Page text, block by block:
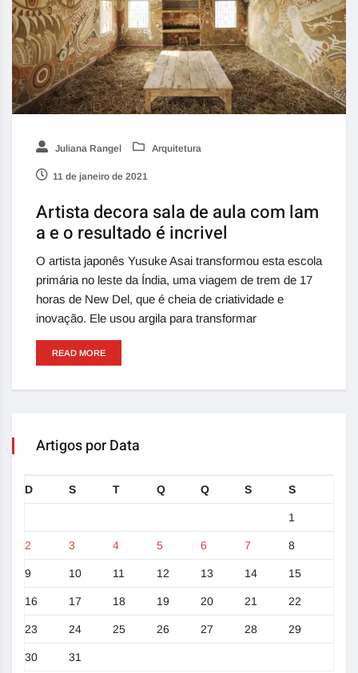
Juliana Rangel Arquitetura
11 de janeiro de 2021
Artista decora sala de aula com lam
a e o resultado é incrivel
O artista japonês Yusuke Asai transformou esta escola
primária no leste da Índia, uma viagem de trem de 17
horas de New Del, que é cheia de criatividade e
inovação. Ele usou argila para transformar
READ MORE
Artigos por Data
D S T Q Q S S
1
2 3 4 5 6 7 8
9 10 11 12 13 14 15
16 17 18 19 20 21 22
23 24 25 26 27 28 29
30 31